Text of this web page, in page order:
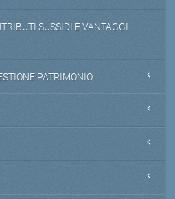
SUSSIDI E VANTAGGI
PATRIMONIO